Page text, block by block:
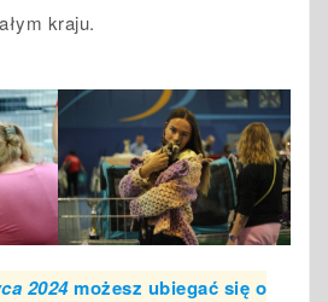
kraju.
2024możesz ubiegać się o